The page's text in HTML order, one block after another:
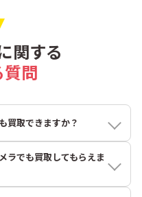
関する
質問
買取できますか？
ラでも買取してもらえま